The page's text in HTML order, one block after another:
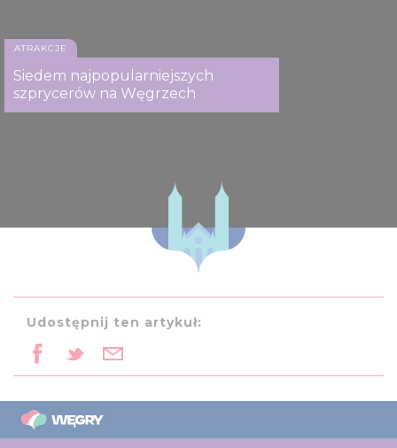
ATRAKCJE
Siedem najpopularniejszych
szprycerów na Węgrzech
Udostępnij ten artykuł: